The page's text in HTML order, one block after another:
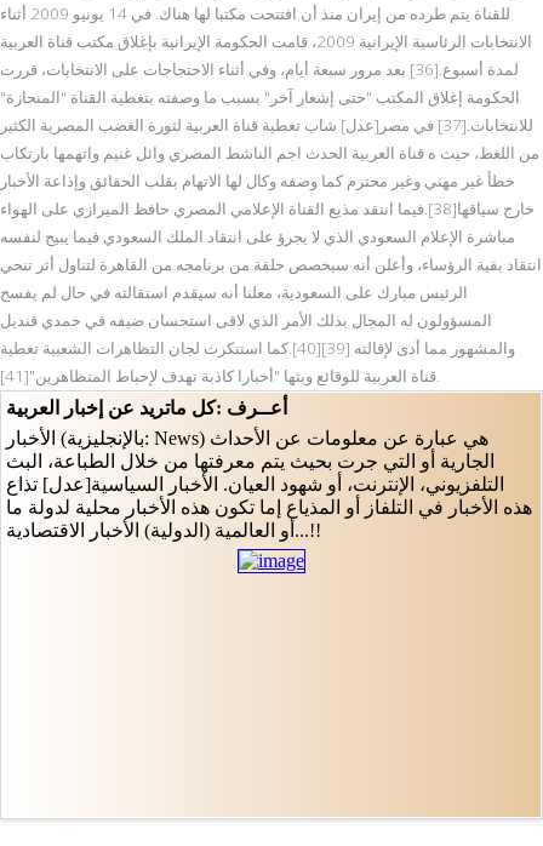
للقناة يتم طرده من إيران منذ أن افتتحت مكتبا لها هناك. في 14 يونيو 2009 أثناء
الانتخابات الرئاسية الإيرانية 2009، قامت الحكومة الإيرانية بإغلاق مكتب قناة العربية
لمدة أسبوع.[36] بعد مرور سبعة أيام، وفي أثناء الاحتجاجات على الانتخابات، قررت
الحكومة إغلاق المكتب "حتى إشعار آخر" بسبب ما وصفته بتغطية القناة "المنحازة"
للانتخابات.[37] في مصر[عدل] شاب تغطية قناة العربية لثورة الغضب المصرية الكثير
من اللغط، حيث ه قناة العربية الحدث اجم الناشط المصري وائل غنيم واتهمها بارتكاب
خطأ غير مهني وغير محترم كما وصفه وكال لها الاتهام بقلب الحقائق وإذاعة الأخبار
خارج سياقها[38].فيما انتقد مذيع القناة الإعلامي المصري حافظ الميرازي على الهواء
مباشرة الإعلام السعودي الذي لا يجرؤ على انتقاد الملك السعودي فيما يبيح لنفسه
انتقاد بقية الرؤساء، وأعلن أنه سيخصص حلقة من برنامجه من القاهرة لتناول أثر تنحي
الرئيس مبارك على السعودية، معلنا أنه سيقدم استقالته في حال لم يفسح
المسؤولون له المجال بذلك الأمر الذي لاقى استحسان ضيفه في حمدي قنديل
والمشهور مما أدى لإقالته [39][40].كما استنكرت لجان التظاهرات الشعبية تغطية
قناة العربية للوقائع وبثها "أخبارا كاذبة تهدف لإحباط المتظاهرين"[41].